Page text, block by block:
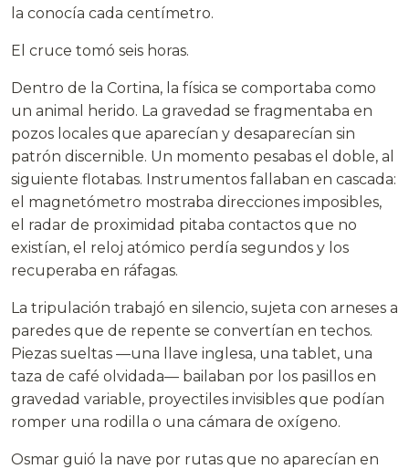
la conocía cada centímetro.
El cruce tomó seis horas.
Dentro de la Cortina, la física se comportaba como
un animal herido. La gravedad se fragmentaba en
pozos locales que aparecían y desaparecían sin
patrón discernible. Un momento pesabas el doble, al
siguiente flotabas. Instrumentos fallaban en cascada:
el magnetómetro mostraba direcciones imposibles,
el radar de proximidad pitaba contactos que no
existían, el reloj atómico perdía segundos y los
recuperaba en ráfagas.
La tripulación trabajó en silencio, sujeta con arneses a
paredes que de repente se convertían en techos.
Piezas sueltas —una llave inglesa, una tablet, una
taza de café olvidada— bailaban por los pasillos en
gravedad variable, proyectiles invisibles que podían
romper una rodilla o una cámara de oxígeno.
Osmar guió la nave por rutas que no aparecían en